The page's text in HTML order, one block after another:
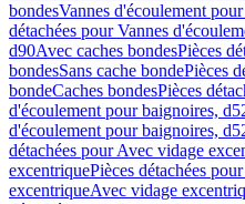
bondesVannes d'écoulement
détachées pour Vannes
d90Avec caches bondesPièces
bondesSans cache bondePièces
bondeCaches bondesPièces
d'écoulement pour baignoires,
d'écoulement pour baignoires,
détachées pour Avec vidage
excentriquePièces détachées
excentriqueAvec vidage